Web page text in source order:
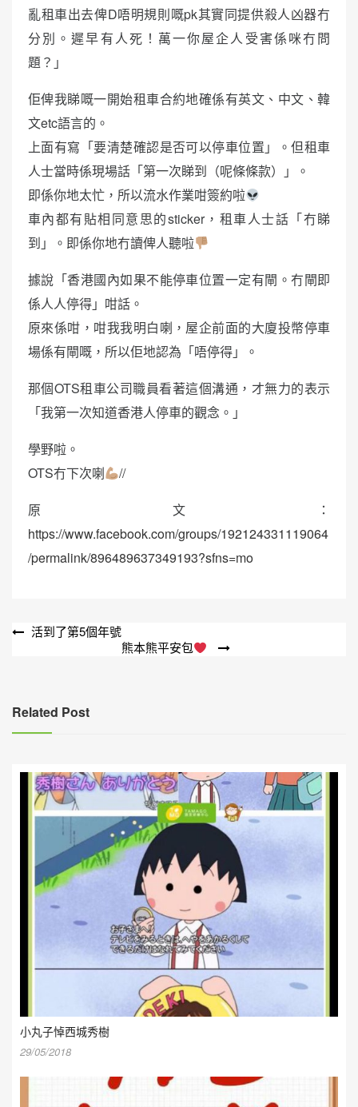
亂租車出去俾D唔明規則嘅pk其實同提供殺人凶器冇
分別。遲早有人死！萬一你屋企人受害係咪冇問
題？」
佢俾我睇嘅一開始租車合約地確係有英文、中文、韓
文etc語言的。
上面有寫「要清楚確認是否可以停車位置」。但租車
人士當時係現場話「第一次睇到（呢條條款）」。
即係你地太忙，所以流水作業咁簽約啦
車內都有貼相同意思的sticker，租車人士話「冇睇
到」。即係你地冇讀俾人聽啦
據說「香港國內如果不能停車位置一定有閘。冇閘即
係人人停得」咁話。
原來係咁，咁我我明白喇，屋企前面的大廈投幣停車
場係有閘嘅，所以佢地認為「唔停得」。
那個OTS租車公司職員看著這個溝通，才無力的表示
「我第一次知道香港人停車的觀念。」
學野啦。
OTS冇下次喇
//
原文：
https://www.facebook.com/groups/192124331119064
/permalink/896489637349193?sfns=mo
文
覽
活到了第5個年號
熊本熊平安包
Related Post
小丸子悼西城秀樹
29/05/2018